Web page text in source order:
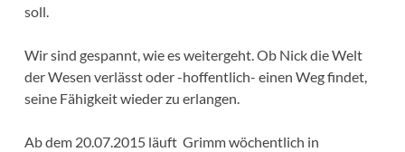
soll.
Wir sind gespannt, wie es weitergeht. Ob Nick die Welt
der Wesen verlässt oder -hoffentlich- einen Weg findet,
seine Fähigkeit wieder zu erlangen.
Ab dem 20.07.2015 läuft Grimm wöchentlich in